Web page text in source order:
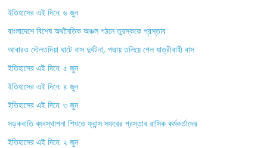
ইতিহাসের এই দিনে: ৬ জুন
বাংলাদেশে বিশেষ অর্থনৈতিক অঞ্চল গঠনে তুরস্ককে প্রস্তাব
আবারও দৌলতদিয়া ঘাটে বাস দুর্ঘটনা, পদ্মায় তলিয়ে গেল যাত্রীবাহী বাস
ইতিহাসের এই দিনে: ৫ জুন
ইতিহাসের এই দিনে: ৪ জুন
ইতিহাসের এই দিনে: ৩ জুন
সড়কবাতি ব্যবস্থাপনা শিখতে ফ্রান্স সফরের প্রস্তাব রাসিক কর্মকর্তাদের
ইতিহাসের এই দিনে: ২ জুন